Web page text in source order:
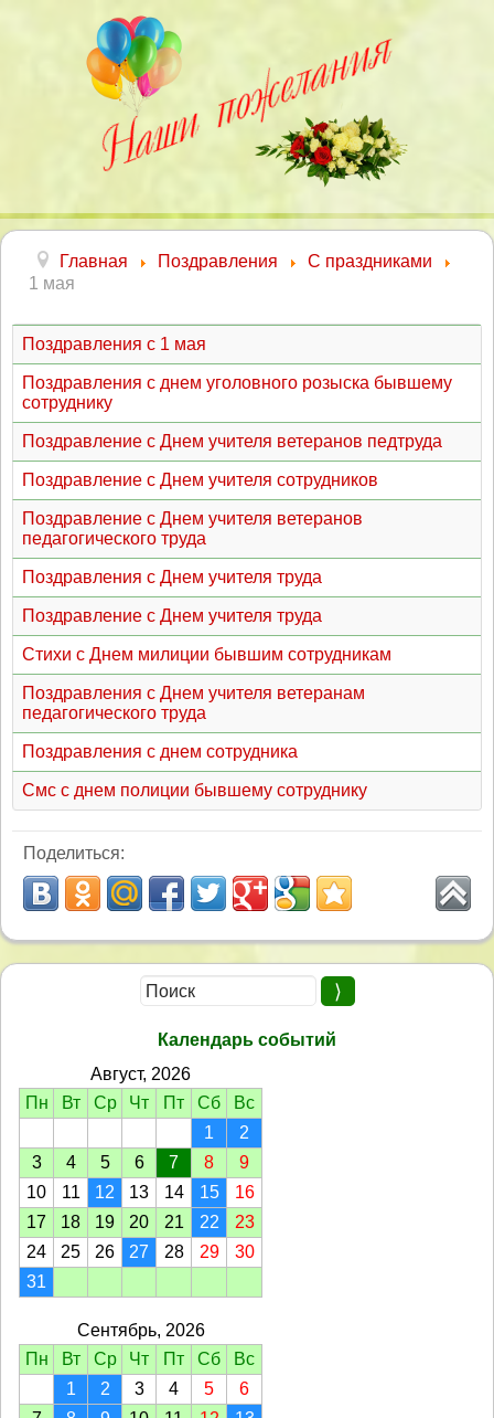
Главная Поздравления
С праздниками
1 мая
Поздравления с 1 мая
Поздравления с днем уголовного розыска бывшему
сотруднику
Поздравление с Днем учителя ветеранов педтруда
Поздравление с Днем учителя сотрудников
Поздравление с Днем учителя ветеранов
педагогического труда
Поздравления с Днем учителя труда
Поздравление с Днем учителя труда
Стихи с Днем милиции бывшим сотрудникам
Поздравления с Днем учителя ветеранам
педагогического труда
Поздравления с днем сотрудника
Смс с днем полиции бывшему сотруднику
Поделиться:
Календарь событий
Август, 2026
Пн
Вт Ср Чт Пт Сб
Вс
1
2
3
4 5 6 7 8
9
10
11 12 13 14 15
16
17
18 19 20 21 22
23
24
25 26 27 28 29
30
31
Сентябрь, 2026
Пн
Вт Ср Чт Пт Сб
Вс
1
2 3 4 5
6